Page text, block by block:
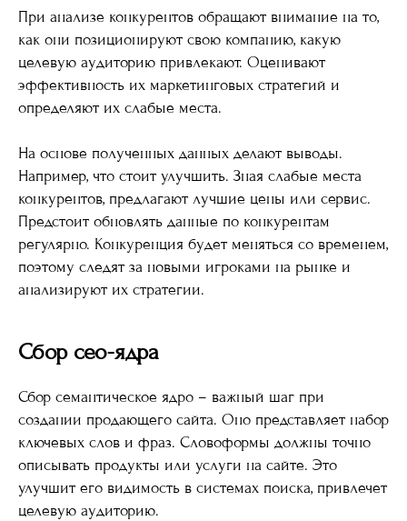
При анализе конкурентов обращают внимание на то,
как они позиционируют свою компанию, какую
целевую аудиторию привлекают. Оценивают
эффективность их маркетинговых стратегий и
определяют их слабые места.
На основе полученных данных делают выводы.
Например, что стоит улучшить. Зная слабые места
конкурентов, предлагают лучшие цены или сервис.
Предстоит обновлять данные по конкурентам
регулярно. Конкуренция будет меняться со временем,
поэтому следят за новыми игроками на рынке и
анализируют их стратегии.
Сбор сео-ядра
Сбор семантическое ядро – важный шаг при
создании продающего сайта. Оно представляет набор
ключевых слов и фраз. Словоформы должны точно
описывать продукты или услуги на сайте. Это
улучшит его видимость в системах поиска, привлечет
целевую аудиторию.